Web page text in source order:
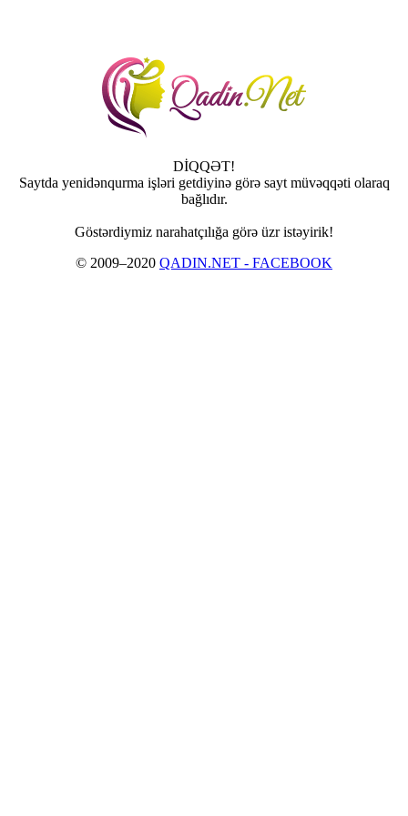
DİQQƏT!
Saytda yenidənqurma işləri getdiyinə görə sayt müvəqqəti olaraq
bağlıdır.
Göstərdiymiz narahatçılığa görə üzr istəyirik!
© 2009–2020 QADIN.NET - FACEBOOK